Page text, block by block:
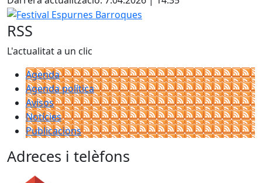
Festival Espurnes Barroques
RSS
L'actualitat a un clic
Agenda
Agenda política
Avisos
Notícies
Publicacions
Adreces i telèfons